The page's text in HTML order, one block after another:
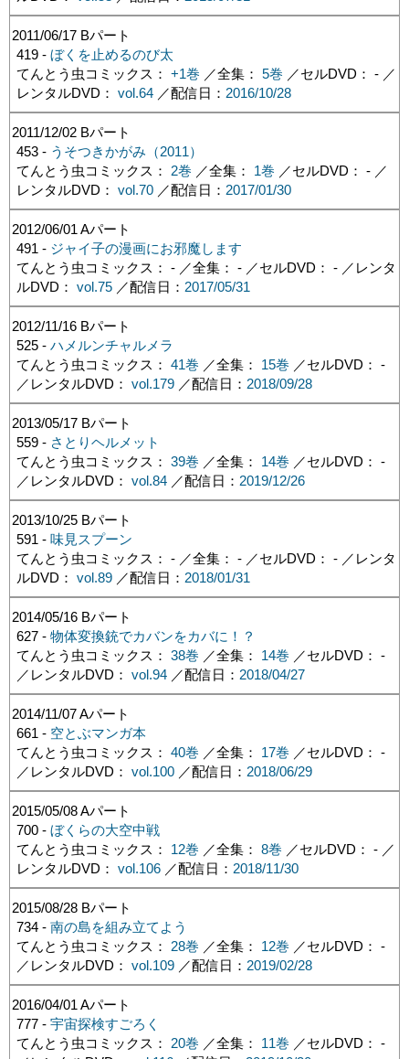
2011/06/17 Bパート
419 - ぼくを止めるのび太
てんとう虫コミックス： +1巻 ／全集： 5巻 ／セルDVD： - ／
レンタルDVD： vol.64／配信日： 2016/10/28
2011/12/02 Bパート
453 - うそつきかがみ（2011）
てんとう虫コミックス： 2巻 ／全集： 1巻 ／セルDVD： - ／
レンタルDVD： vol.70／配信日： 2017/01/30
2012/06/01 Aパート
491 - ジャイ子の漫画にお邪魔します
てんとう虫コミックス： - ／全集： - ／セルDVD： - ／レンタ
ルDVD： vol.75／配信日： 2017/05/31
2012/11/16 Bパート
525 - ハメルンチャルメラ
てんとう虫コミックス： 41巻 ／全集： 15巻 ／セルDVD： -
／レンタルDVD： vol.179／配信日： 2018/09/28
2013/05/17 Bパート
559 - さとりヘルメット
てんとう虫コミックス： 39巻 ／全集： 14巻 ／セルDVD： -
／レンタルDVD： vol.84／配信日： 2019/12/26
2013/10/25 Bパート
591 - 味見スプーン
てんとう虫コミックス： - ／全集： - ／セルDVD： - ／レンタ
ルDVD： vol.89／配信日： 2018/01/31
2014/05/16 Bパート
627 - 物体変換銃でカバンをカバに！？
てんとう虫コミックス： 38巻 ／全集： 14巻 ／セルDVD： -
／レンタルDVD： vol.94／配信日： 2018/04/27
2014/11/07Aパート
661 - 空とぶマンガ本
てんとう虫コミックス： 40巻 ／全集： 17巻 ／セルDVD： -
／レンタルDVD： vol.100／配信日： 2018/06/29
2015/05/08Aパート
700 - ぼくらの大空中戦
てんとう虫コミックス： 12巻 ／全集： 8巻 ／セルDVD： - ／
レンタルDVD： vol.106／配信日： 2018/11/30
2015/08/28 Bパート
734 - 南の島を組み立てよう
てんとう虫コミックス： 28巻 ／全集： 12巻 ／セルDVD： -
／レンタルDVD： vol.109／配信日： 2019/02/28
2016/04/01 Aパート
777 - 宇宙探検すごろく
てんとう虫コミックス： 20巻 ／全集： 11巻 ／セルDVD： -